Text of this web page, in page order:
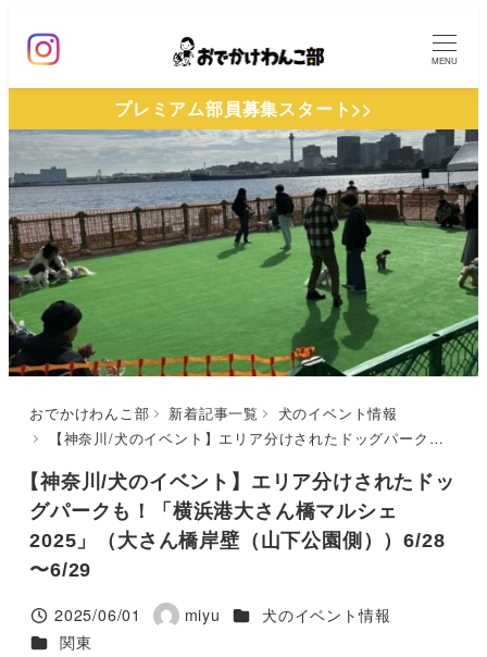
ン
テ
ン
ツ
へ
移
動
MENU
プレミアム部員募集スタート>>
おでかけわんこ部 新着記事一覧
犬のイベント情報
【神奈川/犬のイベント】エリア分けされたドッグパークも！「横浜港大さん橋マルシェ2025」（大さん橋岸壁（山下公園側））6/28〜6/29
【神奈川/犬のイベント】エリア分けされたドッ
グパークも！「横浜港大さん橋マルシェ
2025」（大さん橋岸壁（山下公園側））6/28
〜6/29
投稿日
2025/06/01
著
miyu カテゴリー
犬のイベント情報
カテゴリー
関東